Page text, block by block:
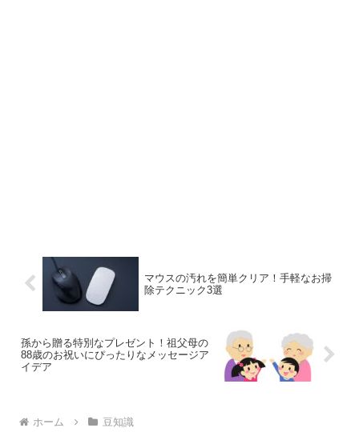
マウスの汚れを簡単クリア！手軽なお掃
除テクニック3選
孫から贈る特別なプレゼント！祖父母の
88歳のお祝いにぴったりなメッセージア
イデア
ホーム 豆知識